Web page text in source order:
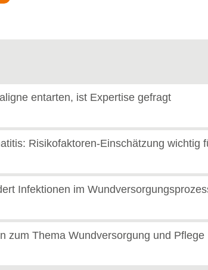
entarten, ist Expertise gefragt
Risikofaktoren-Einschätzung wichtig
Infektionen im
zum Thema Wundversorgung und Pflege